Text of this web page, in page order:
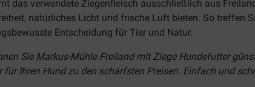
das verwendete Ziegenfleisch ausschließlich aus
natürliches Licht und frische Luft bieten. So treffen
Entscheidung für Tier und Natur.
Sie Markus-Mühle Freiland mit Ziege Hundefutter
für Ihren Hund zu den schärfsten Preisen. Einfach und